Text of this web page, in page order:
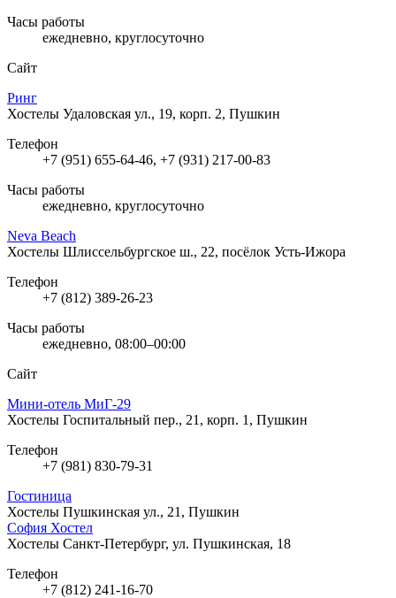
Часы работы
ежедневно, круглосуточно
Сайт
Ринг
Хостелы Удаловская ул., 19, корп. 2, Пушкин
Телефон
+7 (951) 655-64-46, +7 (931) 217-00-83
Часы работы
ежедневно, круглосуточно
Neva Beach
Хостелы Шлиссельбургское ш., 22, посёлок Усть-Ижора
Телефон
+7 (812) 389-26-23
Часы работы
ежедневно, 08:00–00:00
Сайт
Мини-отель МиГ-29
Хостелы Госпитальный пер., 21, корп. 1, Пушкин
Телефон
+7 (981) 830-79-31
Гостиница
Хостелы Пушкинская ул., 21, Пушкин
София Хостел
Хостелы Санкт-Петербург, ул. Пушкинская, 18
Телефон
+7 (812) 241-16-70